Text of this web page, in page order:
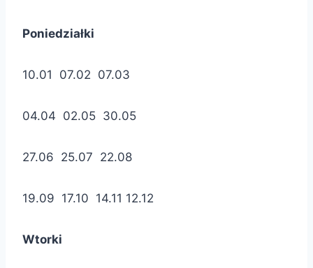
Poniedziałki
10.01 07.02 07.03
04.04 02.05 30.05
27.06 25.07 22.08
19.09 17.10 14.11 12.12
Wtorki